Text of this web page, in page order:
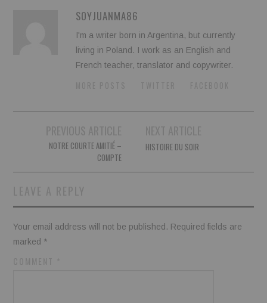
SOYJUANMA86
I'm a writer born in Argentina, but currently
living in Poland. I work as an English and
French teacher, translator and copywriter.
navigationNOTRE COURTE AMITIÉ –
COMPTE
HISTOIRE DU SOIR
Your email address will not be published. Required fields are
marked *